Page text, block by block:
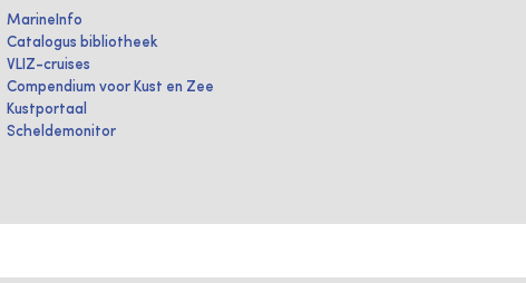
MarineInfo
Catalogus bibliotheek
VLIZ-cruises
Compendium voor Kust en Zee
Kustportaal
Scheldemonitor